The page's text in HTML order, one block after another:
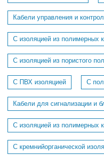
Кабели управления и
С изоляцией из полимерных
С изоляцией из пористого
С ПВХ изоляцией С
Кабели для сигнализации и
C изоляцией из полимерных
C кремнийорганической